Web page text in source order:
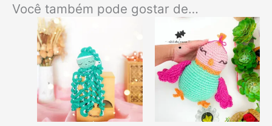
Você também pode gostar de…